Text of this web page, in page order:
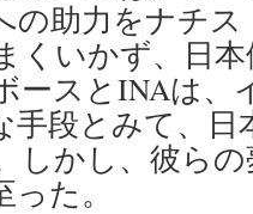
の助力をナチ
くいかず、日
ースとINAは、
手段とみて、日
しかし、彼ら
た。